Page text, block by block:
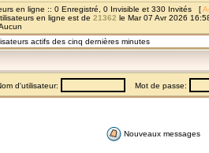
en ligne :: 0 Enregistré, 0 Invisible et 330 Invités [
en ligne est de 21362 le Mar 07 Avr 2026
actifs des cinq dernières minutes
d'utilisateur: Mot de passe:
Nouveaux messages